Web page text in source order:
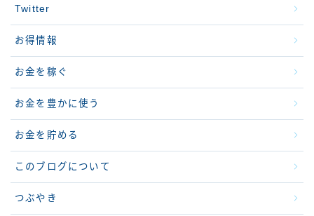
Twitter
お得情報
お金を稼ぐ
お金を豊かに使う
お金を貯める
このブログについて
つぶやき